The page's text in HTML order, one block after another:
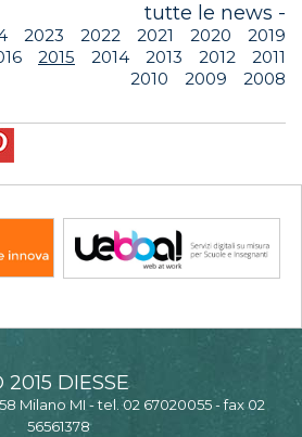
tutte le news -
2023 2022 2021 2020
2019
2015 2014 2013 2012
2011
2010
2009 2008
2015 DIESSE
Milano MI - tel. 02 67020055 - fax 02
56561378